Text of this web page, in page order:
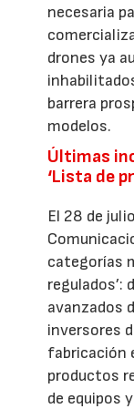
necesaria
drones ya
barrera
modelos.
Últimas
‘Lista de
El 28 de
categorías
avanzados
inversores
fabricación
productos
de equipos